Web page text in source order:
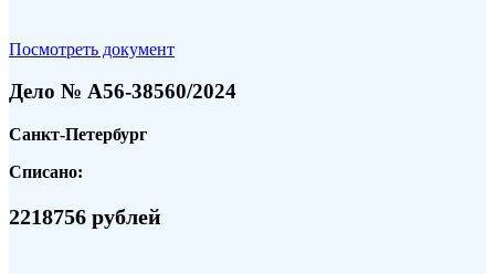
Посмотреть документ
Дело № А56-38560/2024
Санкт-Петербург
Списано:
2218756 рублей